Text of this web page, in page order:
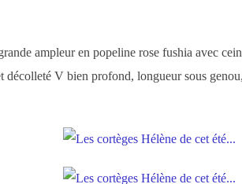
ampleur en popeline rose fushia avec
décolleté V bien profond, longueur sous